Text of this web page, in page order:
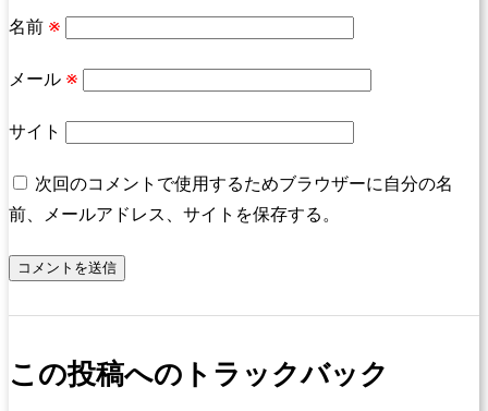
名前 ※
メール ※
サイト
次回のコメントで使用するためブラウザーに自分の名
前、メールアドレス、サイトを保存する。
この投稿へのトラックバック